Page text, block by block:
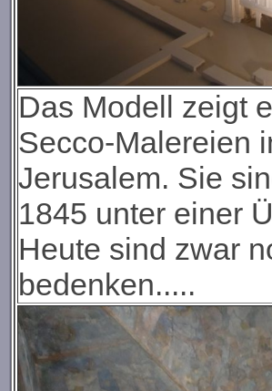
Das Modell zeigt
Secco-Malereien
Jerusalem. Sie
1845 unter einer
Heute sind zwar
bedenken.....